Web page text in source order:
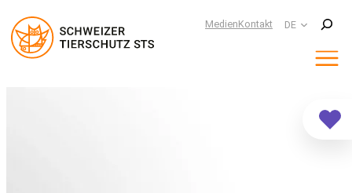
MedienKontakt DE
Suchen